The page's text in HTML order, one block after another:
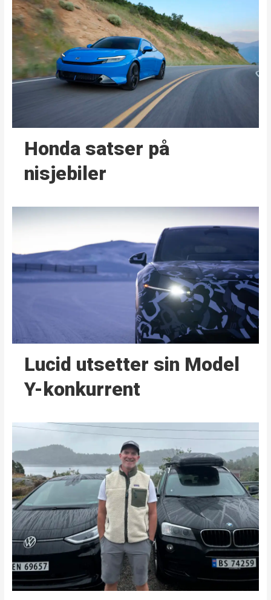
Honda satser på
nisjebiler
Lucid utsetter sin Model
Y-konkurrent